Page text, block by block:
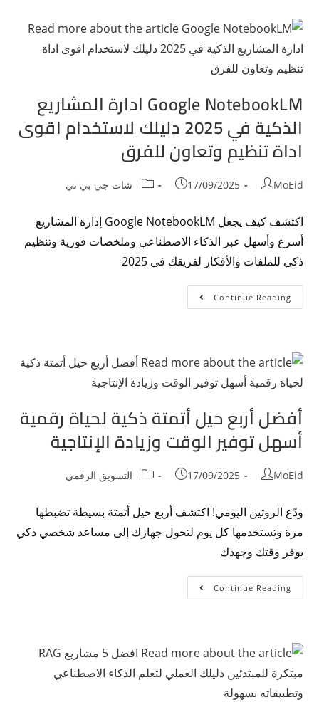
Google NotebookLM ادارة المشاريع
الذكية في 2025 دليلك لاستخدام اقوى
اداة تنظيم وتعاون للفرق
MoEid
17/09/2025 شات جي بي تي
اكتشف كيف يجعل Google NotebookLM إدارة المشاريع
أسرع وأسهل عبر الذكاء الاصطناعي وملخصات فورية وتنظيم
ذكي للملفات والأفكار لفريقك في 2025
Continue Reading
أفضل أربع حيل أتمتة ذكية لحياة رقمية
أسهل توفير الوقت وزيادة الإنتاجية
MoEid
17/09/2025 التسويق الرقمي
ودّع الروتين اليومي! اكتشف أربع حيل أتمتة بسيطة تضبطها
مرة وتستخدمها كل يوم لتحول جهازك إلى مساعد شخصي ذكي
يوفر وقتك وجهدك
Continue Reading